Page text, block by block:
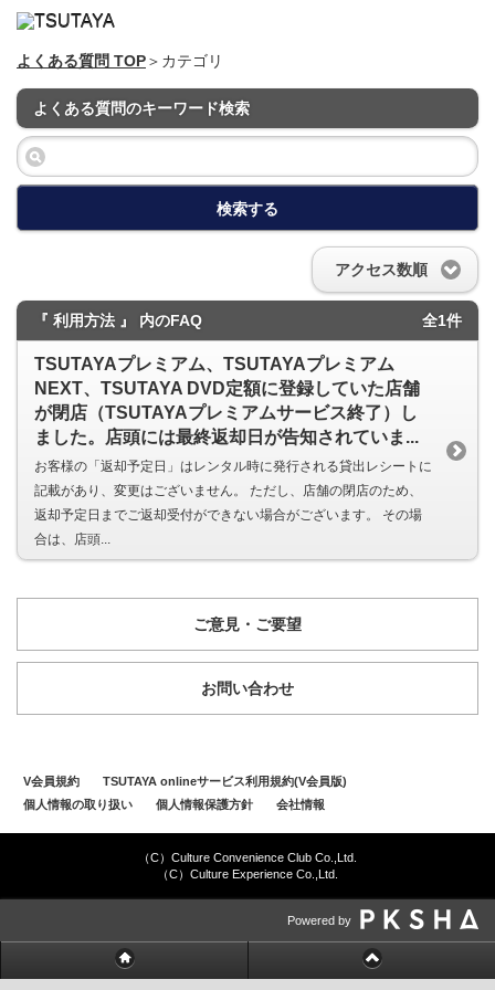
よくある質問 TOP＞カテゴリ
よくある質問のキーワード検索
検索する
アクセス数順
『 利用方法 』 内のFAQ 全1件
TSUTAYAプレミアム、TSUTAYAプレミアム
NEXT、TSUTAYA DVD定額に登録していた店舗
が閉店（TSUTAYAプレミアムサービス終了）し
ました。店頭には最終返却日が告知されていま...
お客様の「返却予定日」はレンタル時に発行される貸出レシートに
記載があり、変更はございません。 ただし、店舗の閉店のため、
返却予定日までご返却受付ができない場合がございます。 その場
合は、店頭...
ご意見・ご要望
お問い合わせ
V会員規約
TSUTAYA onlineサービス利用規約(V会員版)
個人情報の取り扱い
個人情報保護方針 会社情報
（C）Culture Convenience Club Co.,Ltd.
（C）Culture Experience Co.,Ltd.
Powered by